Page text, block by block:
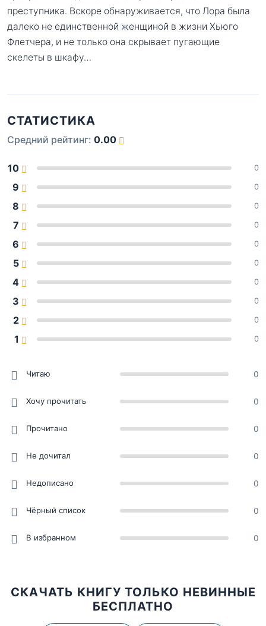
преступника. Вскоре обнаруживается, что Лора была
далеко не единственной женщиной в жизни Хьюго
Флетчера, и не только она скрывает пугающие
скелеты в шкафу…
СТАТИСТИКА
Средний рейтинг: 0.00
10 0
9 0
8 0
7 0
6 0
5 0
4 0
3 0
2 0
1 0
Читаю 0
Хочу прочитать 0
Прочитано 0
Не дочитал 0
Недописано 0
Чёрный список 0
В избранном 0
СКАЧАТЬ КНИГУ ТОЛЬКО НЕВИННЫЕ
БЕСПЛАТНО